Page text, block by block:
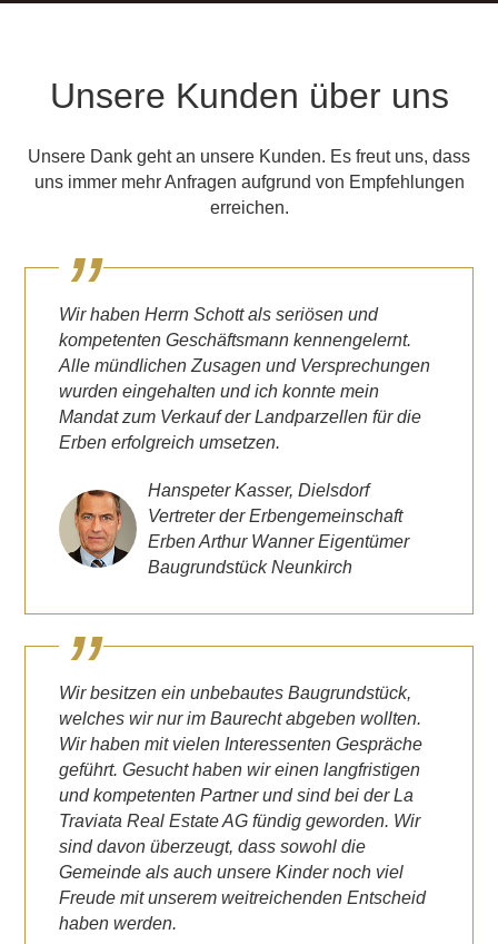
Unsere Kunden über uns
Unsere Dank geht an unsere Kunden. Es freut uns, dass
uns immer mehr Anfragen aufgrund von Empfehlungen
erreichen.
Wir haben Herrn Schott als seriösen und
kompetenten Geschäftsmann kennengelernt.
Alle mündlichen Zusagen und Versprechungen
wurden eingehalten und ich konnte mein
Mandat zum Verkauf der Landparzellen für die
Erben erfolgreich umsetzen.
Hanspeter Kasser, Dielsdorf
Vertreter der Erbengemeinschaft
Erben Arthur Wanner Eigentümer
Baugrundstück Neunkirch
Wir besitzen ein unbebautes Baugrundstück,
welches wir nur im Baurecht abgeben wollten.
Wir haben mit vielen Interessenten Gespräche
geführt. Gesucht haben wir einen langfristigen
und kompetenten Partner und sind bei der La
Traviata Real Estate AG fündig geworden. Wir
sind davon überzeugt, dass sowohl die
Gemeinde als auch unsere Kinder noch viel
Freude mit unserem weitreichenden Entscheid
haben werden.